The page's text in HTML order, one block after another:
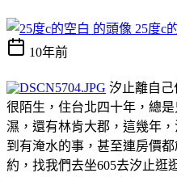
25度c
10年前
汐止離自
很陌生，住台北四十年，總
濕，還有林肯大郡，這幾年
到有淹水的事，甚至連房價
約，找我們去坐605去汐止逛